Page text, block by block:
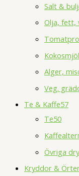
Salt &
Olja, fett,
Alger,
Veg.
Te & Kaffe57
Te50
Övriga
Kryddor &